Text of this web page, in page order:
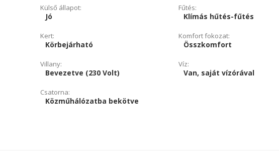
Külső állapot:
Jó
Fűtés:
Klímás hűtés-fűtés
Kert:
Körbejárható
Komfort fokozat:
Összkomfort
Villany:
Bevezetve (230 Volt)
Víz:
Van, saját vízórával
Csatorna:
Közműhálózatba bekötve